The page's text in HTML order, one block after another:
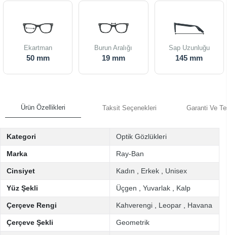
Ekartman
50 mm
Burun Aralığı
19 mm
Sap Uzunluğu
145 mm
Ürün Özellikleri Taksit Seçenekleri Garanti Ve
Kategori Optik Gözlükleri
Marka Ray-Ban
Cinsiyet Kadın Erkek Unisex
Yüz Şekli Üçgen Yuvarlak Kalp
Çerçeve Rengi Kahverengi Leopar Havana
Çerçeve Şekli Geometrik